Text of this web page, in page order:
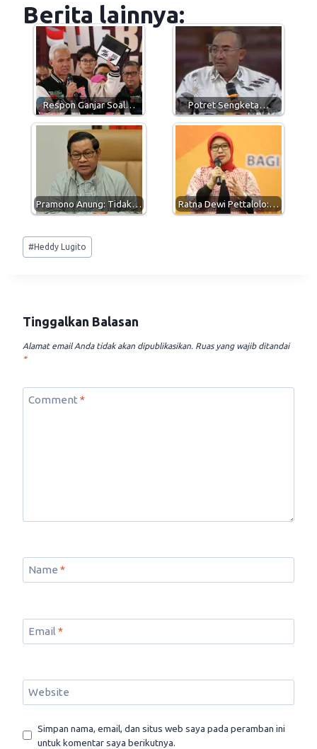
t
s
A
p
p
e
g
r
a
m
e
b
o
o
k
Berita lainnya:
Respon Ganjar Soal… Potret Sengketa…
Pramono Anung: Tidak… Ratna Dewi Pettalolo:…
Post
Tags:
#Heddy Lugito
Tinggalkan Balasan
Alamat email Anda tidak akan dipublikasikan. Ruas yang wajib ditandai
*
Comment *
Name *
Email *
Website
Simpan nama, email, dan situs web saya pada peramban ini
untuk komentar saya berikutnya.